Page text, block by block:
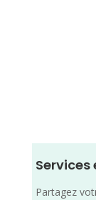
Services
Partagez